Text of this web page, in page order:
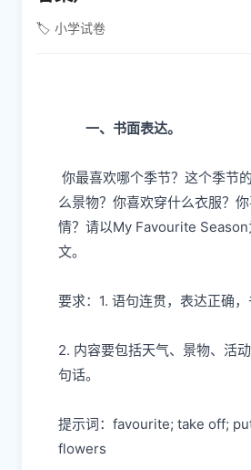
🏷️ 小学试卷
一、书面表达。
你最喜欢哪个季节？这个季节
么景物？你喜欢穿什么衣服？
情？请以My Favourite Season
文。
要求：1. 语句连贯，表达正确，
2. 内容要包括天气、景物、活
句话。
提示词：favourite; take off;
flowers